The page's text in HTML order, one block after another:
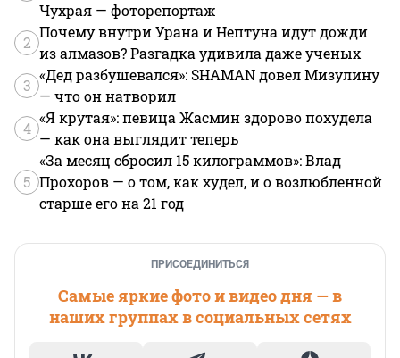
Чухрая — фоторепортаж
2
Почему внутри Урана и Нептуна идут дожди
из алмазов? Разгадка удивила даже ученых
3
«Дед разбушевался»: SHAMAN довел Мизулину
— что он натворил
4
«Я крутая»: певица Жасмин здорово похудела
— как она выглядит теперь
5
«За месяц сбросил 15 килограммов»: Влад
Прохоров — о том, как худел, и о возлюбленной
старше его на 21 год
ПРИСОЕДИНИТЬСЯ
Самые яркие фото и видео дня — в
наших группах в социальных сетях